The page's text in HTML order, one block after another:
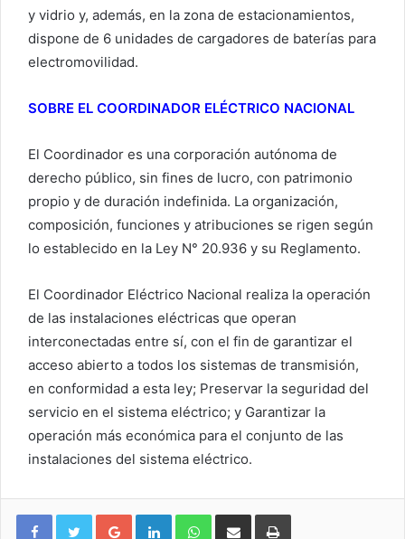
y vidrio y, además, en la zona de estacionamientos,
dispone de 6 unidades de cargadores de baterías para
electromovilidad.
SOBRE EL COORDINADOR ELÉCTRICO NACIONAL
El Coordinador es una corporación autónoma de
derecho público, sin fines de lucro, con patrimonio
propio y de duración indefinida. La organización,
composición, funciones y atribuciones se rigen según
lo establecido en la Ley N° 20.936 y su Reglamento.
El Coordinador Eléctrico Nacional realiza la operación
de las instalaciones eléctricas que operan
interconectadas entre sí, con el fin de garantizar el
acceso abierto a todos los sistemas de transmisión,
en conformidad a esta ley; Preservar la seguridad del
servicio en el sistema eléctrico; y Garantizar la
operación más económica para el conjunto de las
instalaciones del sistema eléctrico.
Google+ LinkedIn WhatsApp